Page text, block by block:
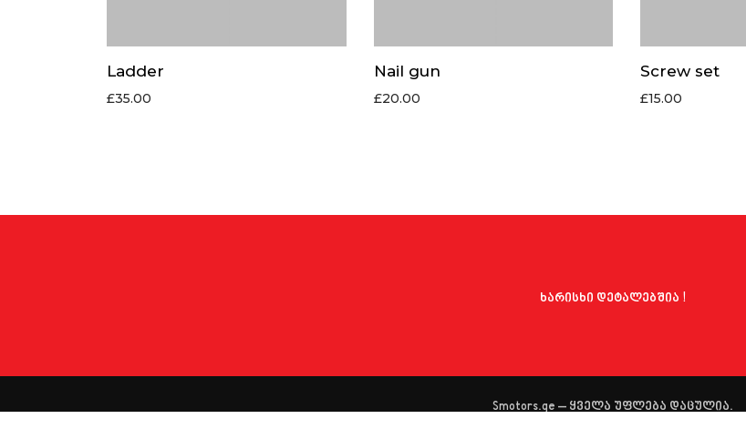
Ladder
£35.00
Nail gun
£20.00
Screw set
£15.00
ხარისხი დეტალებშია !
Smotors.ge – ყველა უფლება დაცულია.